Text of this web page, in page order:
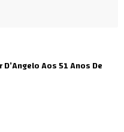
D’Angelo Aos 51 Anos De